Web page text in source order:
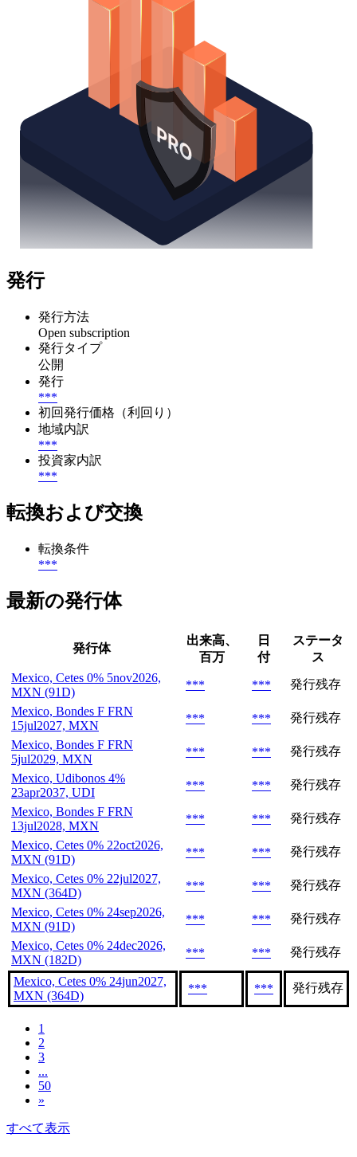
発行
発行方法
Open subscription
発行タイプ
公開
発行
***
初回発行価格（利回り）
地域内訳
***
投資家内訳
***
転換および交換
転換条件
***
最新の発行体
発行体
出来高、
百万
日
付
ステータ
ス
Mexico, Cetes 0% 5nov2026,
MXN (91D)
*** ***
発行残存
Mexico, Bondes F FRN
15jul2027, MXN
*** ***
発行残存
Mexico, Bondes F FRN
5jul2029, MXN
*** ***
発行残存
Mexico, Udibonos 4%
23apr2037, UDI
*** ***
発行残存
Mexico, Bondes F FRN
13jul2028, MXN
*** ***
発行残存
Mexico, Cetes 0% 22oct2026,
MXN (91D)
*** ***
発行残存
Mexico, Cetes 0% 22jul2027,
MXN (364D)
*** ***
発行残存
Mexico, Cetes 0% 24sep2026,
MXN (91D)
*** ***
発行残存
Mexico, Cetes 0% 24dec2026,
MXN (182D)
*** *** 発行残存
Mexico, Cetes 0% 24jun2027,
MXN (364D)
*** *** 発行残存
1
2
3
...
50
»
すべて表示